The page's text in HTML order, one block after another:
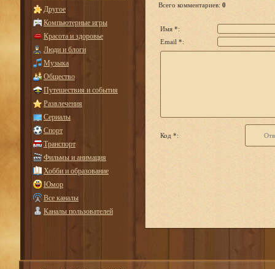
Другое
Компьютерные игры
Красота и здоровье
Люди и блоги
Музыка
Общество
Путешествия и события
Развлечения
Сериалы
Спорт
Транспорт
Фильмы и анимация
Хобби и образование
Юмор
Все каналы
Каналы пользователей
Всего комментариев: 0
Имя *:
Email *:
Код *: